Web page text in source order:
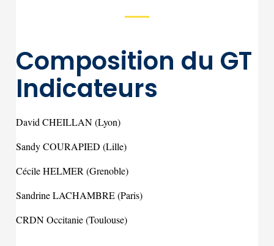
Composition du GT
Indicateurs
David CHEILLAN (Lyon)
Sandy COURAPIED (Lille)
Cécile HELMER (Grenoble)
Sandrine LACHAMBRE (Paris)
CRDN Occitanie (Toulouse)